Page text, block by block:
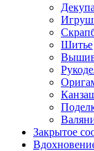
Шитье
Закрытое